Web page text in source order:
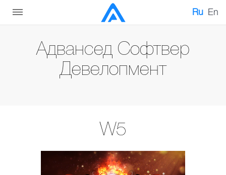
Ru En
Адвансед Софтвер
Девелопмент
W5